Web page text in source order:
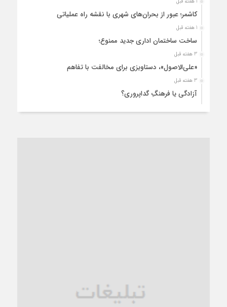
کاشمر؛ عبور از بحران‌های شهری با نقشه راه عملیاتی
1 هفته قبل
ساخت ساختمان اداری جدید ممنوع؛
3 هفته قبل
«علی‌الاصول»، دستاویزی برای مخالفت با تفاهم
3 هفته قبل
آزادگی یا فرهنگِ گداپروری؟
ترجیح عقلانیت ایرانی بر دیدگاه‌های آخرالزمانی